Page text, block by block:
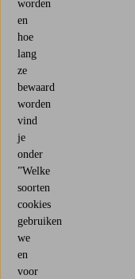
worden
en
hoe
lang
ze
bewaard
worden
vind
je
onder
”Welke
soorten
cookies
gebruiken
we
en
voor